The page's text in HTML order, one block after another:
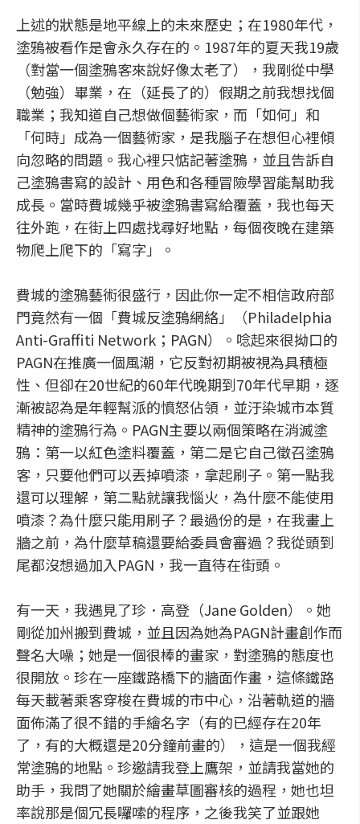
上述的狀態是地平線上的未來歷史；在1980年代，
塗鴉被看作是會永久存在的。1987年的夏天我19歲
（對當一個塗鴉客來說好像太老了），我剛從中學
（勉強）畢業，在（延長了的）假期之前我想找個
職業；我知道自己想做個藝術家，而「如何」和
「何時」成為一個藝術家，是我腦子在想但心裡傾
向忽略的問題。我心裡只惦記著塗鴉，並且告訴自
己塗鴉書寫的設計、用色和各種冒險學習能幫助我
成長。當時費城幾乎被塗鴉書寫給覆蓋，我也每天
往外跑，在街上四處找尋好地點，每個夜晚在建築
物爬上爬下的「寫字」。
費城的塗鴉藝術很盛行，因此你一定不相信政府部
門竟然有一個「費城反塗鴉網絡」（Philadelphia
Anti-Graffiti Network；PAGN）。唸起來很拗口的
PAGN在推廣一個風潮，它反對初期被視為具積極
性、但卻在20世紀的60年代晚期到70年代早期，逐
漸被認為是年輕幫派的憤怒佔領，並汙染城市本質
精神的塗鴉行為。PAGN主要以兩個策略在消滅塗
鴉：第一以紅色塗料覆蓋，第二是它自己徵召塗鴉
客，只要他們可以丟掉噴漆，拿起刷子。第一點我
還可以理解，第二點就讓我惱火，為什麼不能使用
噴漆？為什麼只能用刷子？最過份的是，在我畫上
牆之前，為什麼草稿還要給委員會審過？我從頭到
尾都沒想過加入PAGN，我一直待在街頭。
有一天，我遇見了珍．高登（Jane Golden）。她
剛從加州搬到費城，並且因為她為PAGN計畫創作而
聲名大噪；她是一個很棒的畫家，對塗鴉的態度也
很開放。珍在一座鐵路橋下的牆面作畫，這條鐵路
每天載著乘客穿梭在費城的市中心，沿著軌道的牆
面佈滿了很不錯的手繪名字（有的已經存在20年
了，有的大概還是20分鐘前畫的），這是一個我經
常塗鴉的地點。珍邀請我登上鷹架，並請我當她的
助手，我問了她關於繪畫草圖審核的過程，她也坦
率說那是個冗長囉嗦的程序，之後我笑了並跟她